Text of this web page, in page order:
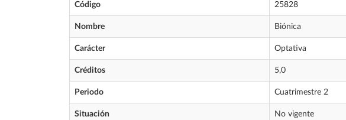
Código 25828
Nombre Biónica
Carácter Optativa
Créditos 5,0
Periodo Cuatrimestre 2
Situación No vigente